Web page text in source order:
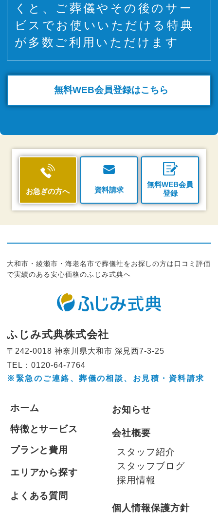
くと、ご葬儀やその後のサー
ビスでお使いいただける特典
が多数ご利用いただけます
無料WEB会員登録はこちら
お急ぎの方へ 資料請求
無料WEB会員
登録
大和市・綾瀬市・海老名市で葬儀社をお探しの方は口コミ評価
で実績のある安心価格のふじみ式典へ
ふじみ式典株式会社
〒242-0018 神奈川県大和市 深見西7-3-25
TEL：0120-64-7764
※緊急のご連絡、葬儀の相談、 お見積・資料請求
ホーム
特徴とサービス
プランと費用
エリアから探す
よくある質問
お知らせ
会社概要
スタッフ紹介
スタッフブログ
採用情報
個人情報保護方針